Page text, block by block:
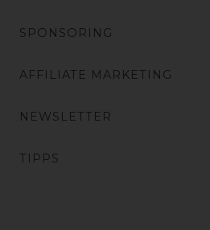
SPONSORING
AFFILIATE MARKETING
NEWSLETTER
TIPPS